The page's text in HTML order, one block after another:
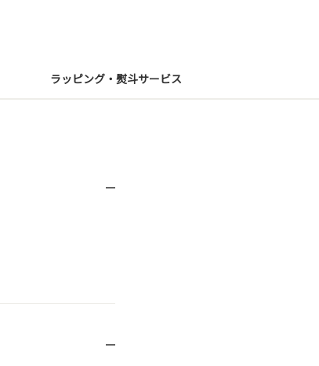
ラッピング・熨斗サービス